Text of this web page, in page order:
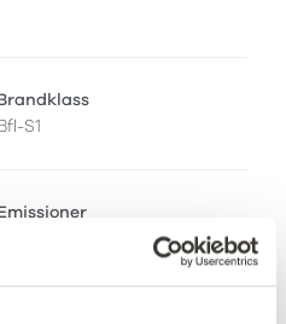
S1
Indoor Air Comfort Gold